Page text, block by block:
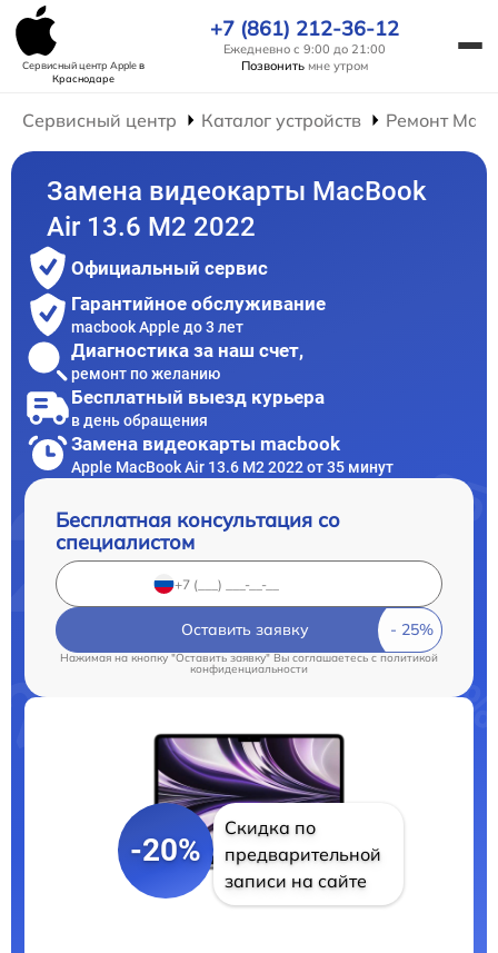
Сервисный центр Appleв
Краснодаре
+7 (861) 212-36-12
Ежедневно с 9:00 до 21:00
Позвонить мне утром
Сервисный центр Каталог устройств Ремонт
Замена видеокарты MacBook
Air 13.6 M2 2022
Официальный сервис
Гарантийное обслуживание
macbook Apple до 3 лет
Диагностика за наш счет,
ремонт по желанию
Бесплатный выезд курьера
в день обращения
Замена видеокарты macbook
Apple MacBook Air 13.6 M2 2022 от 35 минут
Бесплатная консультация со
специалистом
Оставить заявку
Нажимая на кнопку "Оставить заявку" Вы соглашаетесь cполитикой
конфиденциальности
-20%
Скидка по
предварительной
записи на сайте